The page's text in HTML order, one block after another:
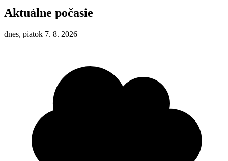
Aktuálne počasie
dnes, piatok 7. 8. 2026